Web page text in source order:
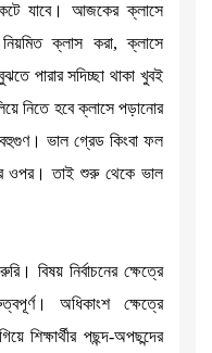
যাবে। আজকের ক্লাসে
ক্লাস করা, ক্লাসে
পারার সদিচ্ছা থাকা খুবই
নিতে হবে ক্লাসে পড়ানোর
বহুগুণ। ভাল গ্রেড কিংবা ফল
ওপর। তাই শুরু থেকে ভাল
বিষয় নির্বাচনের ক্ষেত্রে
অধিকাংশ ক্ষেত্রে
শিক্ষার্থীর পছন্দ-অপছন্দের